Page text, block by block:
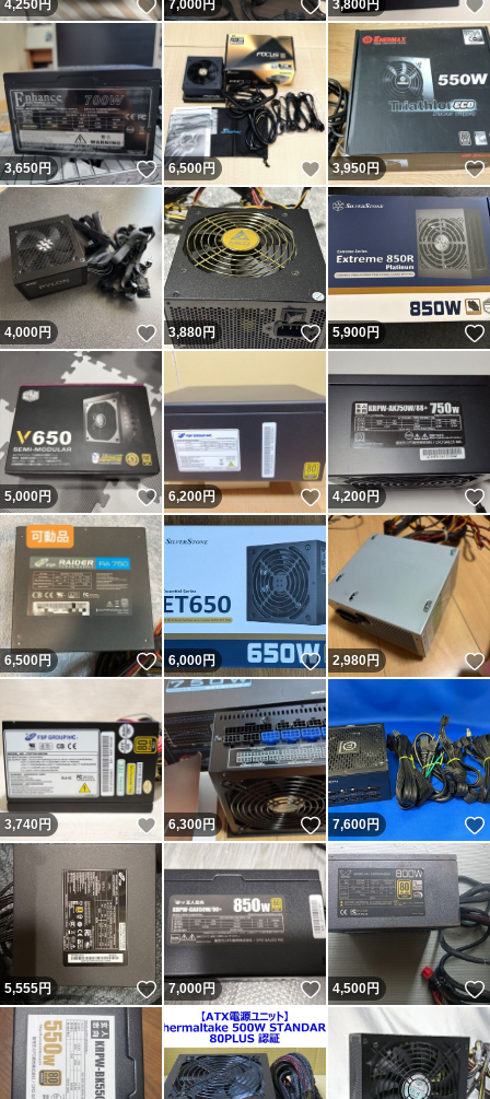
4,250円 いいね！
7,000円 いいね！
3,800円
3,650円 いいね！
6,500円 いいね！
3,950円
4,000円 いいね！
3,880円 いいね！
5,900円
5,000円 いいね！
6,200円 いいね！
4,200円
6,500円 いいね！
6,000円 いいね！
2,980円
3,740 円 いいね！
6,300円 いいね！
7,600円
5,555円 いいね！
7,000円 いいね！
4,500円